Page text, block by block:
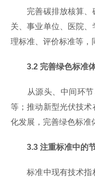
完善碳排放核算、碳
关、事业单位、医院
理标准、评价标准等，
3.2 完善绿色标准
从源头、中间环节
等；推动新型光伏技
化发展，完善绿色标准
3.3 注重标准中的
标准中现有技术指标